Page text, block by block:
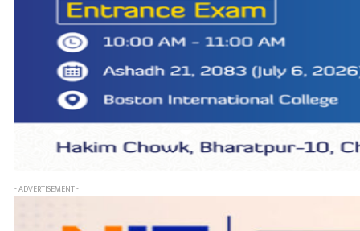
- ADVERTISEMENT -